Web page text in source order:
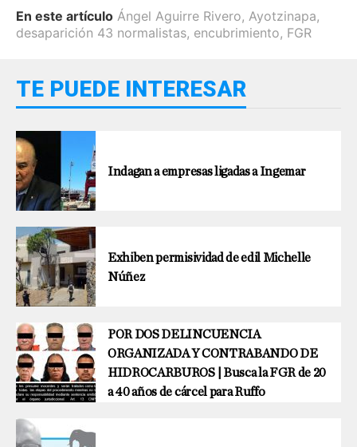
En este artículo Ángel Aguirre Rivero, Ayotzinapa,
desaparición 43 normalistas, encubrimiento, FGR
TE PUEDE INTERESAR
Indagan a empresas ligadas a Ingemar
Exhiben permisividad de edil Michelle
Núñez
POR DOS DELINCUENCIA
ORGANIZADA Y CONTRABANDO DE
HIDROCARBUROS | Busca la FGR de 20
a 40 años de cárcel para Ruffo